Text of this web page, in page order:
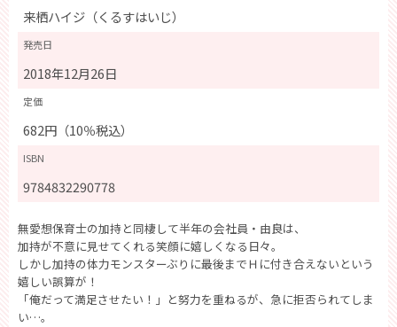
来栖ハイジ（くるすはいじ）
発売日
2018年12月26日
定価
682円（10％税込）
ISBN
9784832290778
無愛想保育士の加持と同棲して半年の会社員・由良は、
加持が不意に見せてくれる笑顔に嬉しくなる日々。
しかし加持の体力モンスターぶりに最後までＨに付き合えないという
嬉しい誤算が！
「俺だって満足させたい！」と努力を重ねるが、急に拒否られてしま
い…。